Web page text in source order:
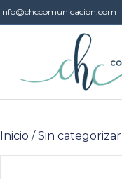
info@chccomunicacion.com
Inicio /Sin categorizar